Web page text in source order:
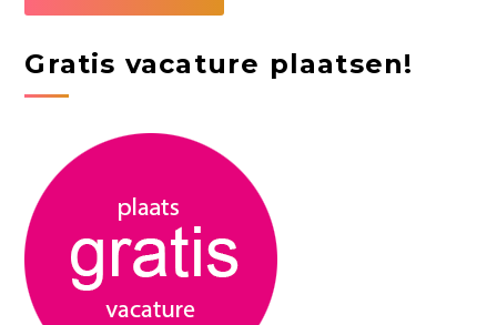
Gratis vacature plaatsen!